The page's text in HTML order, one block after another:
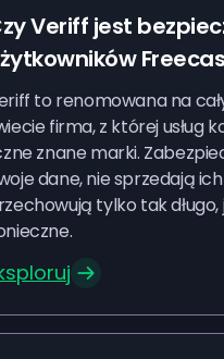
Veriff jest
to renomowana na
firma, z której usług
znane marki.
dane, nie sprzedają
tylko tak długo,